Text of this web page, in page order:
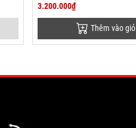
3.200.000₫
Thêm vào giỏ